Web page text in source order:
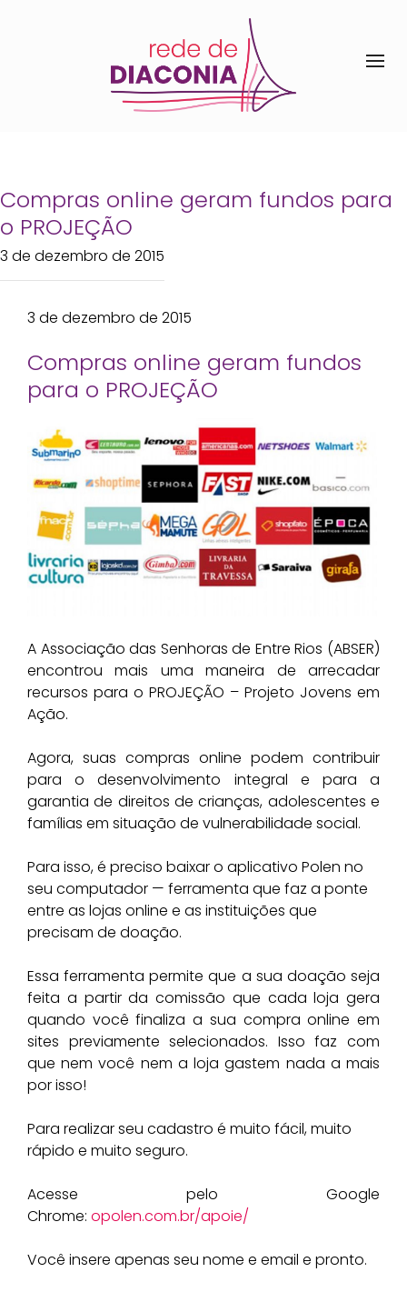
Compras online geram fundos para
o PROJEÇÃO
3 de dezembro de 2015
3 de dezembro de 2015
Compras online geram fundos
para o PROJEÇÃO
A Associação das Senhoras de Entre Rios (ABSER)
encontrou mais uma maneira de arrecadar
recursos para o PROJEÇÃO – Projeto Jovens em
Ação.
Agora, suas compras online podem contribuir
para o desenvolvimento integral e para a
garantia de direitos de crianças, adolescentes e
famílias em situação de vulnerabilidade social.
Para isso, é preciso baixar o aplicativo Polen no
seu computador — ferramenta que faz a ponte
entre as lojas online e as instituições que
precisam de doação.
Essa ferramenta permite que a sua doação seja
feita a partir da comissão que cada loja gera
quando você finaliza a sua compra online em
sites previamente selecionados. Isso faz com
que nem você nem a loja gastem nada a mais
por isso!
Para realizar seu cadastro é muito fácil, muito
rápido e muito seguro.
Acesse pelo Google
Chrome: opolen.com.br/apoie/
Você insere apenas seu nome e email e pronto.